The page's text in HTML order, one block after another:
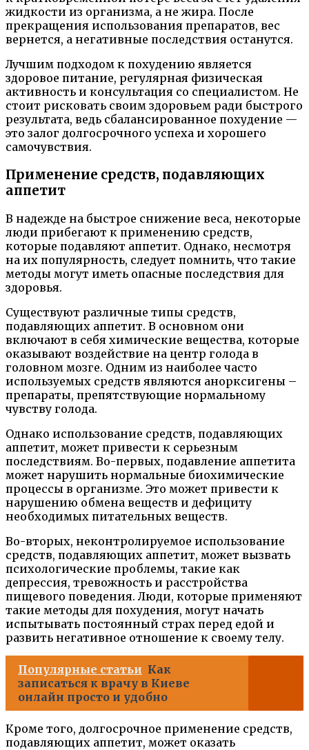
жидкости из организма, а не жира. После
прекращения использования препаратов, вес
вернется, а негативные последствия останутся.
Лучшим подходом к похудению является
здоровое питание, регулярная физическая
активность и консультация со специалистом. Не
стоит рисковать своим здоровьем ради быстрого
результата, ведь сбалансированное похудение —
это залог долгосрочного успеха и хорошего
самочувствия.
Применение средств, подавляющих
аппетит
В надежде на быстрое снижение веса, некоторые
люди прибегают к применению средств,
которые подавляют аппетит. Однако, несмотря
на их популярность, следует помнить, что такие
методы могут иметь опасные последствия для
здоровья.
Существуют различные типы средств,
подавляющих аппетит. В основном они
включают в себя химические вещества, которые
оказывают воздействие на центр голода в
головном мозге. Одним из наиболее часто
используемых средств являются анорксигены –
препараты, препятствующие нормальному
чувству голода.
Однако использование средств, подавляющих
аппетит, может привести к серьезным
последствиям. Во-первых, подавление аппетита
может нарушить нормальные биохимические
процессы в организме. Это может привести к
нарушению обмена веществ и дефициту
необходимых питательных веществ.
Во-вторых, неконтролируемое использование
средств, подавляющих аппетит, может вызвать
психологические проблемы, такие как
депрессия, тревожность и расстройства
пищевого поведения. Люди, которые применяют
такие методы для похудения, могут начать
испытывать постоянный страх перед едой и
развить негативное отношение к своему телу.
Популярные статьи Как
записаться к врачу в Киеве
онлайн просто и удобно
Кроме того, долгосрочное применение средств,
подавляющих аппетит, может оказать